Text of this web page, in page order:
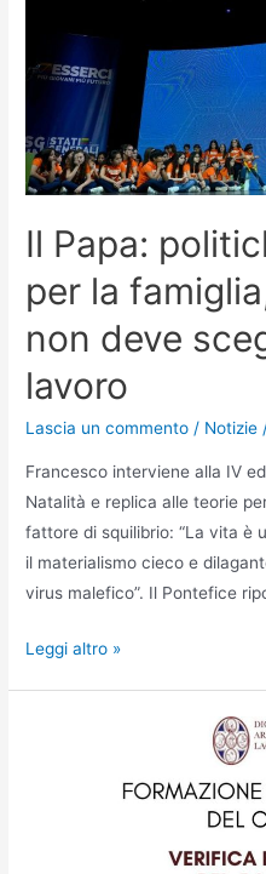
Il Papa:
per la
non deve
lavoro
Lascia un commento / Notizie
Francesco interviene alla IV
Natalità e replica alle teorie
fattore di squilibrio: “La vita è
il materialismo cieco e
virus malefico”. Il Pontefice
Leggi altro »